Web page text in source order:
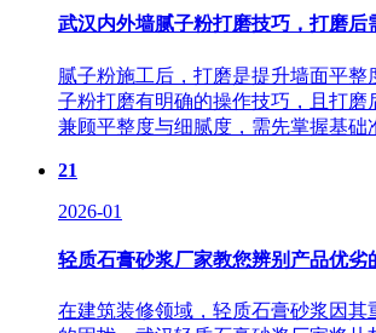
武汉内外墙腻子粉打磨技巧，打磨后
腻子粉施工后，打磨是提升墙面平
子粉打磨有明确的操作技巧，且打
兼顾平整度与细腻度，需先掌握基
21
2026-01
轻质石膏砂浆厂家教您辨别产品优劣
在建筑装修领域，轻质石膏砂浆因